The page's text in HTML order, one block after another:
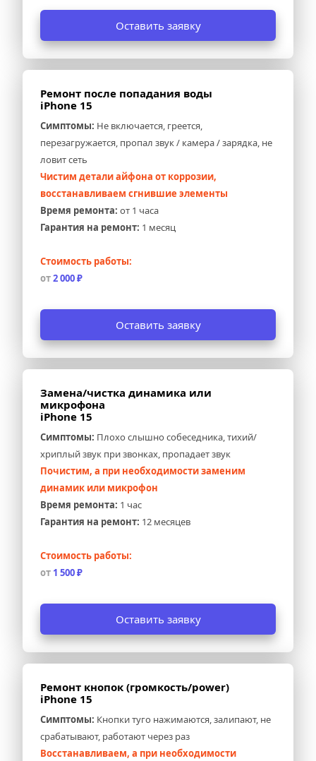
Оставить заявку
Ремонт после попадания воды
iPhone 15
Симптомы: Не включается, греется,
перезагружается, пропал звук / камера / зарядка, не
ловит сеть
Чистим детали айфона от коррозии,
восстанавливаем сгнившие элементы
Время ремонта: от 1 часа
Гарантия на ремонт: 1 месяц
Стоимость работы:
от 2 000 ₽
Оставить заявку
Замена/чистка динамика или
микрофона
iPhone 15
Симптомы: Плохо слышно собеседника, тихий/
хриплый звук при звонках, пропадает звук
Почистим, а при необходимости заменим
динамик или микрофон
Время ремонта: 1 час
Гарантия на ремонт: 12 месяцев
Стоимость работы:
от 1 500 ₽
Оставить заявку
Ремонт кнопок (громкость/power)
iPhone 15
Симптомы: Кнопки туго нажимаются, залипают, не
срабатывают, работают через раз
Восстанавливаем, а при необходимости